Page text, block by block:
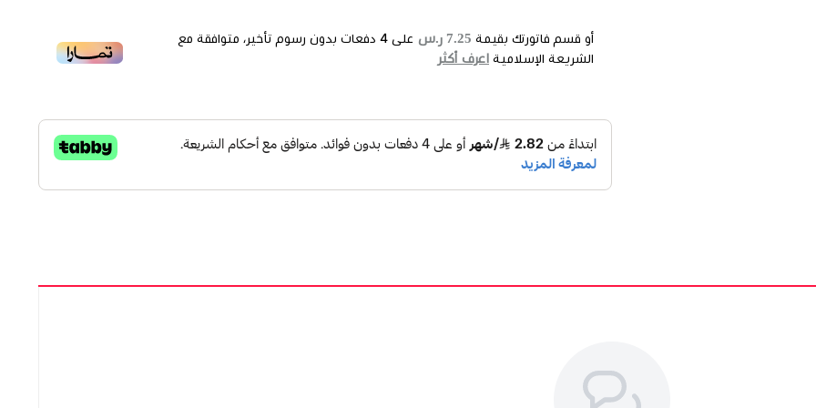
أو قسم فاتورتك بقيمة 7.25 ر.س على 4 دفعات بدون رسوم تأخير، متوافقة مع
الشريعة الإسلامية اعرف أكثر